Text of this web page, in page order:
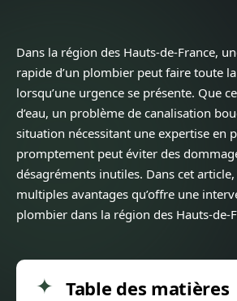
Dans la région des Hauts-de-France,
rapide d’un plombier peut faire toute
lorsqu’une urgence se présente. Que
d’eau, un problème de canalisation
situation nécessitant une expertise en
promptement peut éviter des
désagréments inutiles. Dans cet
multiples avantages qu’offre une
plombier dans la région des Hauts-de-
Table des matières